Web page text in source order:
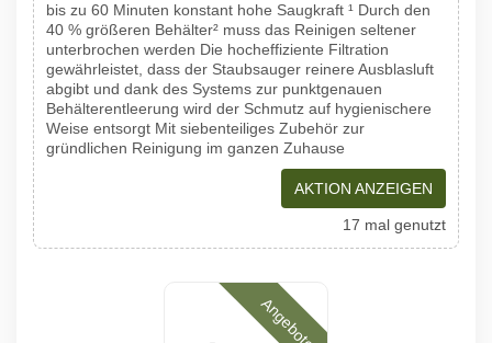
bis zu 60 Minuten konstant hohe Saugkraft ¹ Durch den
40 % größeren Behälter² muss das Reinigen seltener
unterbrochen werden Die hocheffiziente Filtration
gewährleistet, dass der Staubsauger reinere Ausblasluft
abgibt und dank des Systems zur punktgenauen
Behälterentleerung wird der Schmutz auf hygienischere
Weise entsorgt Mit siebenteiliges Zubehör zur
gründlichen Reinigung im ganzen Zuhause
AKTION ANZEIGEN
17 mal genutzt
Angebote